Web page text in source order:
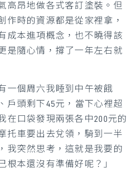
高昂地做各式客訂塗裝。但
作時的資源都是從家裡拿，
成本進項概念，也不曉得該
是隨心情，撐了一年左右就
一個周六我睡到中午被餓
戶頭剩下45元，當下心裡超
在口袋發現兩張各中200元的
托車要出去兌領，騎到一半
我突然思考，這就是我要的
根本還沒有準備好呢？」